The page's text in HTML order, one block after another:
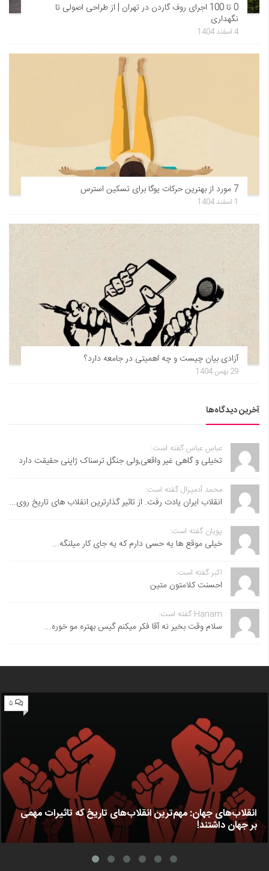
0 تا 100 اجرای روف گاردن در تهران | از طراحی اصولی تا
نگهداری
4 اسفند 1404
7 مورد از بهترین حرکات یوگا برای تسکین استرس
1 اسفند 1404
آزادی بیان چیست و چه اهمیتی در جامعه دارد؟
29 بهمن 1404
آخرین دیدگاه‌ها
عباس عباس گفته است:
تخیلی و گاهی غیر واقعی,ولی جنگل ترسناک ژاپنی حقیقت دارد
محمد آدمیرال گفته است:
انقلاب ایران یادت رفت. از تاثیر گذارترین انقلاب های تاریخ روی...
پویان گفته است:
خیلی موقع ها یه حسی دارم که یه جای کار میلنگه...
اکبر گفته است:
احسنت ‌کلامتون متین
Hanam گفته است:
سلام وقت بخیر نه آقا فکر میکنم گیس بهتره مو خوره...
۵
انقلاب‌های جهان: مهم‌ترین انقلاب‌های تاریخ که تاثیرات مهمی
بر جهان داشتند!